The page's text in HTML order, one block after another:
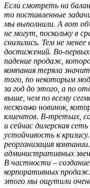
Если смотреть на
то поставленные
мы выполнили. А вот
не могут, поскольку в
снизились. Тем не
достижений. Во-
падение продаж,
компания теряла
того, по некоторым
за год до этого, а по
выше, чем по всему
несколько новинок,
клиентов. В-третьих,
и сейчас дилерская
устойчивость к
реорганизация
административных
В частности –
корпоративных
этого мы ощутили